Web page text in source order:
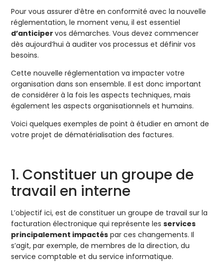
Pour vous assurer d’être en conformité avec la nouvelle
réglementation, le moment venu, il est essentiel
d’anticipervos démarches. Vous devez commencer
dès aujourd’hui à auditer vos processus et définir vos
besoins.
Cette nouvelle réglementation va impacter votre
organisation dans son ensemble. Il est donc important
de considérer à la fois les aspects techniques, mais
également les aspects organisationnels et humains.
Voici quelques exemples de point à étudier en amont de
votre projet de dématérialisation des factures.
1. Constituer un groupe de
travail en interne
L’objectif ici, est de constituer un groupe de travail sur la
facturation électronique qui représente lesservices
principalement impactés par ces changements. Il
s’agit, par exemple, de membres de la direction, du
service comptable et du service informatique.